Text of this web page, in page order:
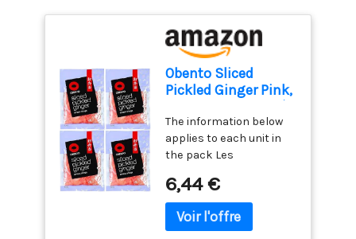
Obento Sliced
Pickled Ginger Pink,
tranché rose, 100 g
(Lot de 4)
The information below
applies to each unit in
the pack Les
s'appliquent à chaque
unité du pack Tranches
de gingembre mariné
6,44 €